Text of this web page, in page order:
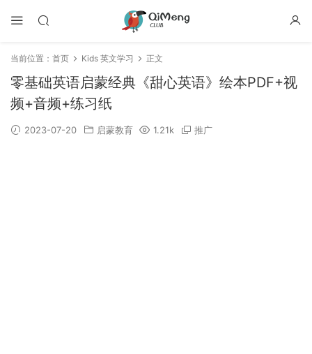
当前位置： 首页 Kids 英文学习 正文
零基础英语启蒙经典《甜心英语》绘本PDF+视
频+音频+练习纸
2023-07-20 启蒙教育 1.21k 推广